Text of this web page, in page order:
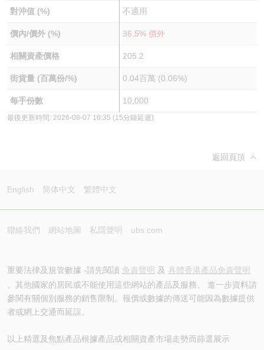
對沖值 (%) 不適用
價內/價外 (%) 36.5% 價外
相關資產價格 205.2
街貨量 (百萬份/%) 0.04百萬 (0.06%)
每手份數 10,000
最後更新時間: 2026-08-07 16:35 (15分鐘延遲)
返回頁頂
English 简体中文 繁體中文
聯絡我們 網站地圖 私隱聲明 ubs.com
重要法律及規管數據 -請先閱讀 免責聲明 及 具體香港產品免責聲明
。其他國家的居民或不能使用這些網站的產品及服務。 進一步資料請
參閱有關個別服務的銷售限制。報價或數據的傳送可能因為數據提供
者或網上交通而延誤。
以上精選及焦點產品根據產品或相關資產市場走勢而篩選展示